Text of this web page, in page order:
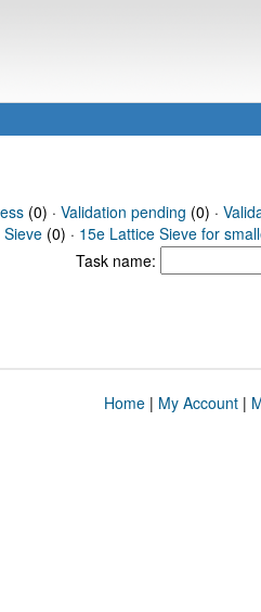
(0) · Validation pending (0) ·
(0) · 15e Lattice Sieve for
Task name:
Home| My Account|